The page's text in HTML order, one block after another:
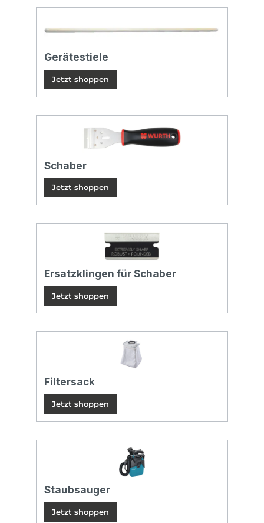
Gerätestiele
Jetzt shoppen
Schaber
Jetzt shoppen
Ersatzklingen für Schaber
Jetzt shoppen
Filtersack
Jetzt shoppen
Staubsauger
Jetzt shoppen